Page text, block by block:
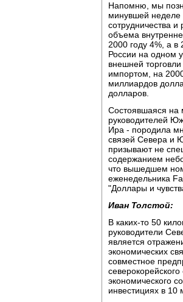
Напомню, мы
минувшей неделе
сотрудничества и
объема
2000 году 4%, а
России на одном
внешней
импортом, на
миллиардов
долларов.
Состоявшаяся на
руководителей
Ира - породила
связей Севера и
призывают не
содержанием
что вышедшем
еженедельника
"Доллары и
Иван Толстой:
В каких-то 50
руководители
является
экономических
совместное
экономического
инвестициях в 10